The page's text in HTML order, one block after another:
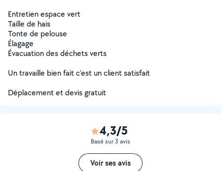
Entretien espace vert
Taille de hais
Tonte de pelouse
Élagage
Évacuation des déchets verts
Un travaille bien fait c'est un client satisfait
Déplacement et devis gratuit
4,3/5
Basé sur 3 avis
Voir ses avis